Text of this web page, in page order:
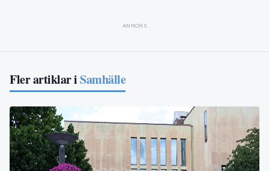
ANNONS
Fler artiklar iSamhälle